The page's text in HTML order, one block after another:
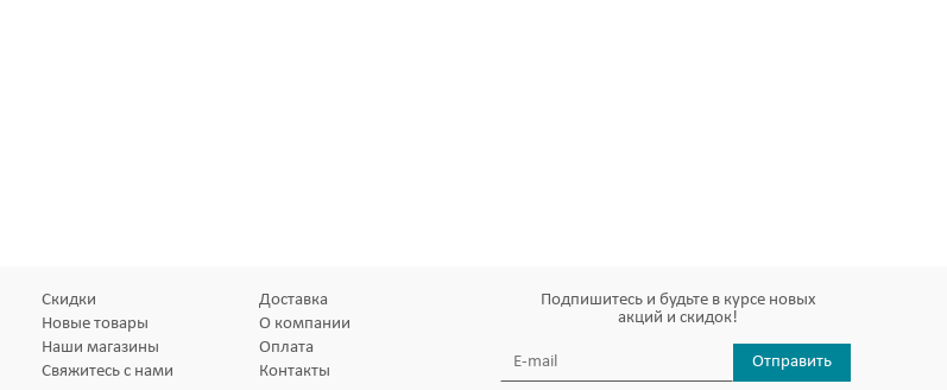
Скидки
Новые товары
Наши магазины
Свяжитесь с нами
Доставка
О компании
Оплата
Контакты
Подпишитесь и будьте в курсе новых
акций и скидок!
Отправить